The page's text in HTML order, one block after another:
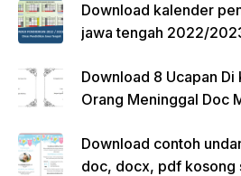
Download kalender
jawa tengah 2022/
Download 8 Ucapan Di
Orang Meninggal Doc
Download contoh
doc, docx, pdf kosong